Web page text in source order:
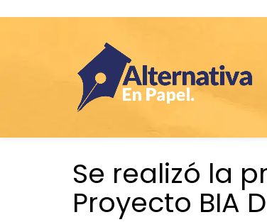
Se realizó la
Proyecto BIA